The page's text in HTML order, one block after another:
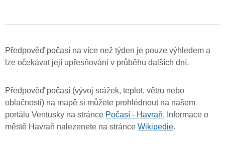
Předpověď počasí na více než týden je pouze výhledem a
lze očekávat její upřesňování v průběhu dalších dní.
Předpověď počasí (vývoj srážek, teplot, větru nebo
oblačnosti) na mapě si můžete prohlédnout na našem
portálu Ventusky na stránce Počasí - Havraň. Informace o
městě Havraň nalezenete na stránce Wikipedie.